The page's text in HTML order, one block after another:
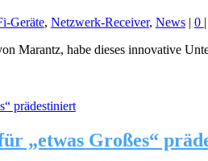
Geräte, Netzwerk-Receiver, News| 0
Marantz, habe dieses innovative
„etwas Großes“